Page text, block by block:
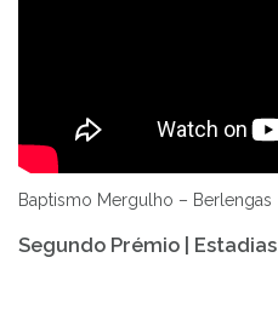
Baptismo Mergulho – Berlengas
Segundo Prémio | Estadias